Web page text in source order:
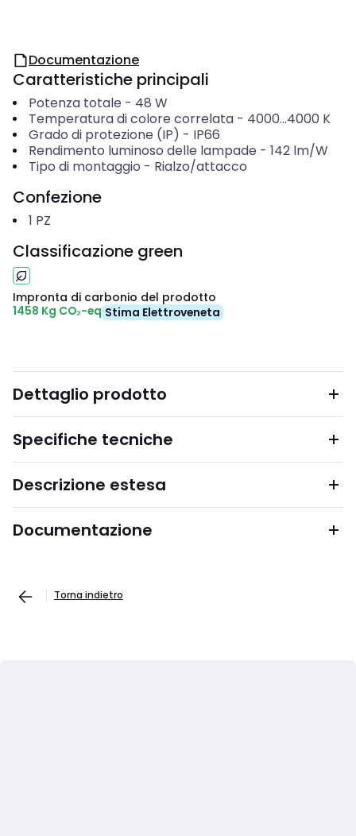
Documentazione
Caratteristiche principali
Potenza totale - 48 W
Temperatura di colore correlata- 4000...4000 K
Grado di protezione (IP) - IP66
Rendimento luminoso delle lampade - 142 lm/W
Tipo di montaggio - Rialzo/attacco
Confezione
1 PZ
Classificazione green
Impronta di carbonio del prodotto
1458 Kg CO₂-eq Stima Elettroveneta
Dettaglio prodotto
Specifiche tecniche
Descrizione estesa
Documentazione
Torna indietro